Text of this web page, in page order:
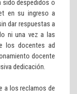
sido despedidos o
en su ingreso a
dar respuestas a
ni una vez a las
los docentes ad
docente
dedicación.
a los reclamos de